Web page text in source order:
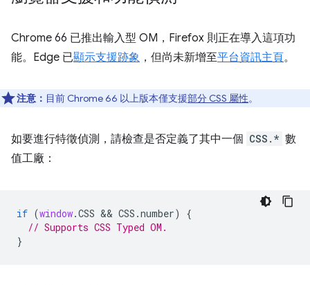
Chrome 66 已推出輸入型 OM，Firefox 則正在導入這項功
能。Edge 已顯示支援跡象 ，但尚未新增至平台資訊主頁。
注意： 目前 Chrome 66 以上版本僅支援部分 CSS 屬性。
如要進行特徵偵測，請檢查是否定義了其中一個 CSS.* 數
值工廠：
if (window.CSS && CSS .number)
{
// Supports CSS Typed OM.
}